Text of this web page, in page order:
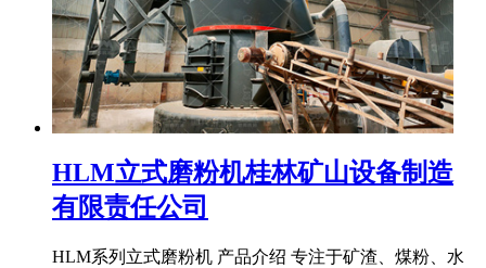
HLM立式磨粉机桂林矿山设备制造
有限责任公司
HLM系列立式磨粉机 产品介绍 专注于矿渣、煤粉、水